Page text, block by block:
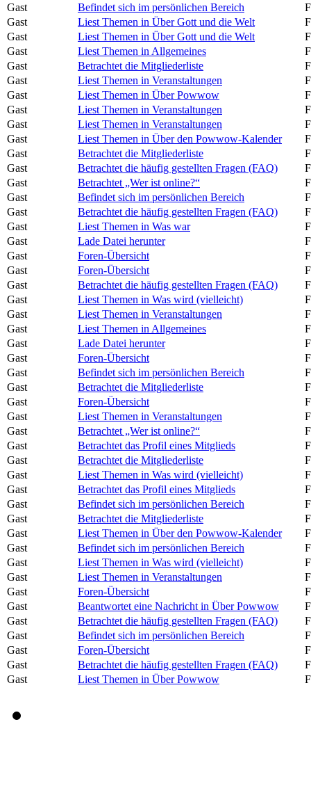
Gast
Befindet sich im persönlichen Bereich
Gast
Liest Themen in Über Gott und die Welt
Gast
Liest Themen in Über Gott und die Welt
Gast
Liest Themen in Allgemeines
Gast
Betrachtet die Mitgliederliste
Gast
Liest Themen in Veranstaltungen
Gast
Liest Themen in Über Powwow
Gast
Liest Themen in Veranstaltungen
Gast
Liest Themen in Veranstaltungen
Gast
Liest Themen in Über den Powwow-Kalender
Gast
Betrachtet die Mitgliederliste
Gast
Betrachtet die häufig gestellten Fragen (FAQ)
Gast
Betrachtet „Wer ist online?“
Gast
Befindet sich im persönlichen Bereich
Gast
Betrachtet die häufig gestellten Fragen (FAQ)
Gast
Liest Themen in Was war
Gast
Lade Datei herunter
Gast
Foren-Übersicht
Gast
Foren-Übersicht
Gast
Betrachtet die häufig gestellten Fragen (FAQ)
Gast
Liest Themen in Was wird (vielleicht)
Gast
Liest Themen in Veranstaltungen
Gast
Liest Themen in Allgemeines
Gast
Lade Datei herunter
Gast
Foren-Übersicht
Gast
Befindet sich im persönlichen Bereich
Gast
Betrachtet die Mitgliederliste
Gast
Foren-Übersicht
Gast
Liest Themen in Veranstaltungen
Gast
Betrachtet „Wer ist online?“
Gast
Betrachtet das Profil eines Mitglieds
Gast
Betrachtet die Mitgliederliste
Gast
Liest Themen in Was wird (vielleicht)
Gast
Betrachtet das Profil eines Mitglieds
Gast
Befindet sich im persönlichen Bereich
Gast
Betrachtet die Mitgliederliste
Gast
Liest Themen in Über den Powwow-Kalender
Gast
Befindet sich im persönlichen Bereich
Gast
Liest Themen in Was wird (vielleicht)
Gast
Liest Themen in Veranstaltungen
Gast
Foren-Übersicht
Gast
Beantwortet eine Nachricht in Über Powwow
Gast
Betrachtet die häufig gestellten Fragen (FAQ)
Gast
Befindet sich im persönlichen Bereich
Gast
Foren-Übersicht
Gast
Betrachtet die häufig gestellten Fragen (FAQ)
Gast
Liest Themen in Über Powwow